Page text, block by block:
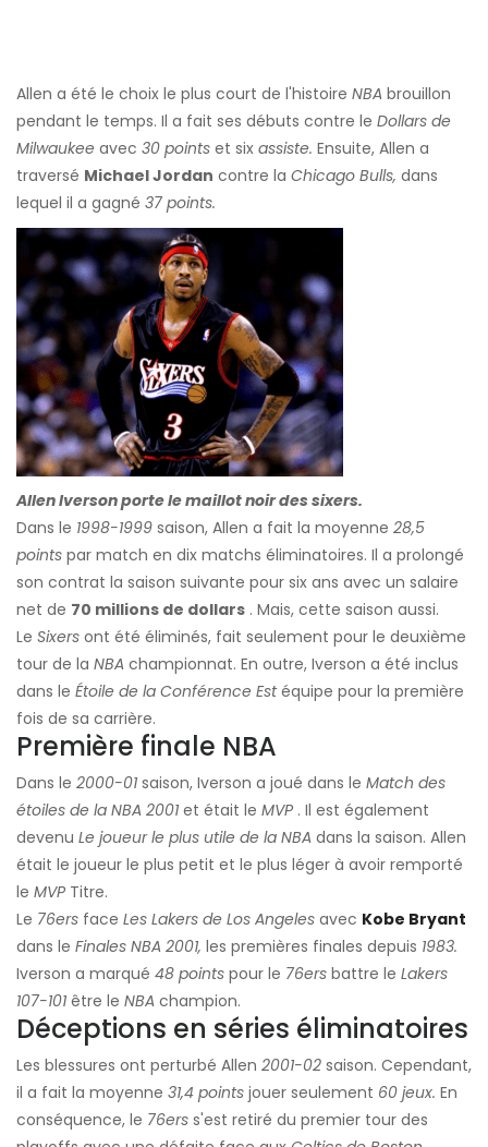
Allen a été le choix le plus court de l'histoire NBA brouillon
pendant le temps. Il a fait ses débuts contre le Dollars de
Milwaukee avec 30 points et six assiste. Ensuite, Allen a
traversé Michael Jordan contre la Chicago Bulls, dans
lequel il a gagné 37 points.
Allen Iverson porte le maillot noir des sixers.
Dans le 1998-1999 saison, Allen a fait la moyenne 28,5
points par match en dix matchs éliminatoires. Il a prolongé
son contrat la saison suivante pour six ans avec un salaire
net de 70 millions de dollars . Mais, cette saison aussi.
Le Sixers ont été éliminés, fait seulement pour le deuxième
tour de la NBA championnat. En outre, Iverson a été inclus
dans le Étoile de la Conférence Estéquipe pour la première
fois de sa carrière.
Première finale NBA
Dans le 2000-01 saison, Iverson a joué dans le Match des
étoiles de la NBA 2001 et était le MVP . Il est également
devenu Le joueur le plus utile de la NBA dans la saison. Allen
était le joueur le plus petit et le plus léger à avoir remporté
le MVP Titre.
Le 76ers face Les Lakers de Los Angeles avec Kobe Bryant
dans le Finales NBA 2001, les premières finales depuis 1983.
Iverson a marqué 48 points pour le 76ers battre le Lakers
107-101 être le NBA champion.
Déceptions en séries éliminatoires
Les blessures ont perturbé Allen 2001-02 saison. Cependant,
il a fait la moyenne 31,4 points jouer seulement 60 jeux. En
conséquence, le 76ers s'est retiré du premier tour des